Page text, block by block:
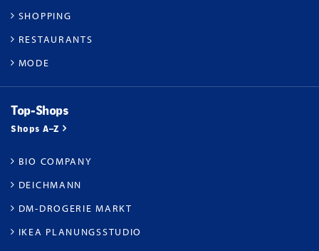
SHOPPING
RESTAURANTS
MODE
Top-Shops
Shops A–Z
BIO COMPANY
DEICHMANN
DM-DROGERIE MARKT
IKEA PLANUNGSSTUDIO